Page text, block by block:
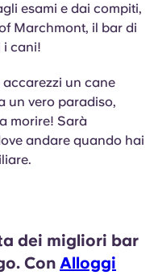
esami e dai compiti,
Marchmont, il bar di
i cani!
un cane
un vero paradiso,
morire! Sarà
andare quando hai
dei migliori bar
Con Alloggi